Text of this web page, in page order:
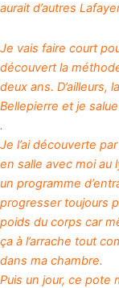
aurait d’autres
Je vais faire court
découvert la
deux ans. D’ailleurs,
Bellepierre et je
.
Je l’ai découverte
en salle avec moi au
un programme
progresser toujours
poids du corps car
ça à l’arrache tout
dans ma chambre.
Puis un jour, ce